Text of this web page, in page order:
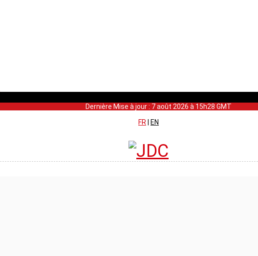
Dernière Mise à jour : 7 août 2026 à 15h28 GMT
FR
EN